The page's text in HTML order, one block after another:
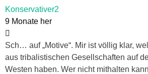
Konservativer2
9 Monate her
Sch… auf „Motive“. Mir ist völlig klar,
aus tribalistischen Gesellschaften auf
Westen haben. Wer nicht mithalten